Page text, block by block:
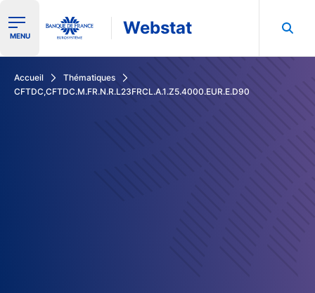
Ouvrir le menu de navigation
MENU Webstat
Accueil
Thématiques
CFTDC,CFTDC.M.FR.N.R.L23FRCL.A.1.Z5.4000.EUR.E.D90